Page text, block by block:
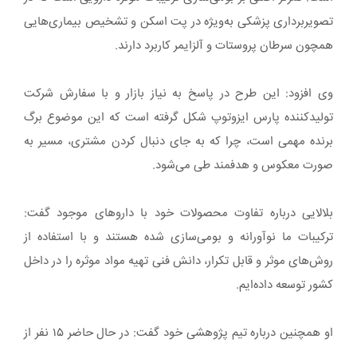
تصویربرداری پزشکی به‌ویژه در پت اسکن و تشخیص بیماری‌هایی
همچون سرطان پروستات و آلزایمر کاربرد دارند.
وی افزود: این طرح در پاسخ به نیاز بازار و با سفارش شرکت
تولیدکننده پارس ایزوتوپ شکل گرفته است که این موضوع برگ
برنده مهمی است، چرا که به جای دنبال کردن مشتری، مسیر به
صورت معکوس و هدفمند طی می‌شود.
بلالایی درباره تفاوت محصولات خود با داروهای موجود گفت:
ترکیبات ما نوآورانه و بومی‌سازی شده هستند و با استفاده از
روش‌های موثر و قابل تکرار، دانش فنی تهیه مواد موثره را در داخل
کشور توسعه داده‌ایم.
او همچنین درباره تیم پژوهشی خود گفت: در حال حاضر ۱۵ نفر از